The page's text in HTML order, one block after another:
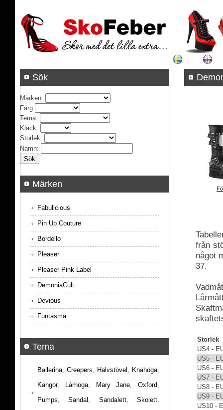
från
något
37.
Storlek
US4 -
US5 -
US6 -
US7 -
US8 -
US9 -
US10 -
Sök
Märken:
Färg
Tema:
Klack:
Storlek:
Namn:
Märken
Fabulicious
Pin Up Couture
Bordello
Pleaser
Pleaser Pink Label
DemoniaCult
Devious
Funtasma
Tema
Ballerina, Creepers, Halvstövel , Knähöga,
Kängor, Lårhöga, Mary Jane, Oxford,
Pumps,Sandal , Sandalett,Skolett,